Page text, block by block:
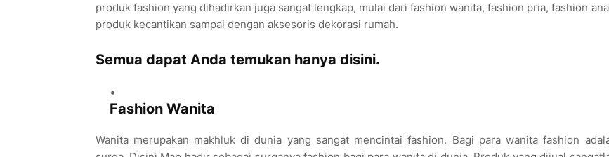
produk fashion yang dihadirkan juga sangat lengkap, mulai dari fashion wanita, fashion pria, fashion
produk kecantikan sampai dengan aksesoris dekorasi rumah.
Semua dapat Anda temukan hanya disini.
Fashion Wanita
Wanita merupakan makhluk di dunia yang sangat mencintai fashion. Bagi para wanita fashion